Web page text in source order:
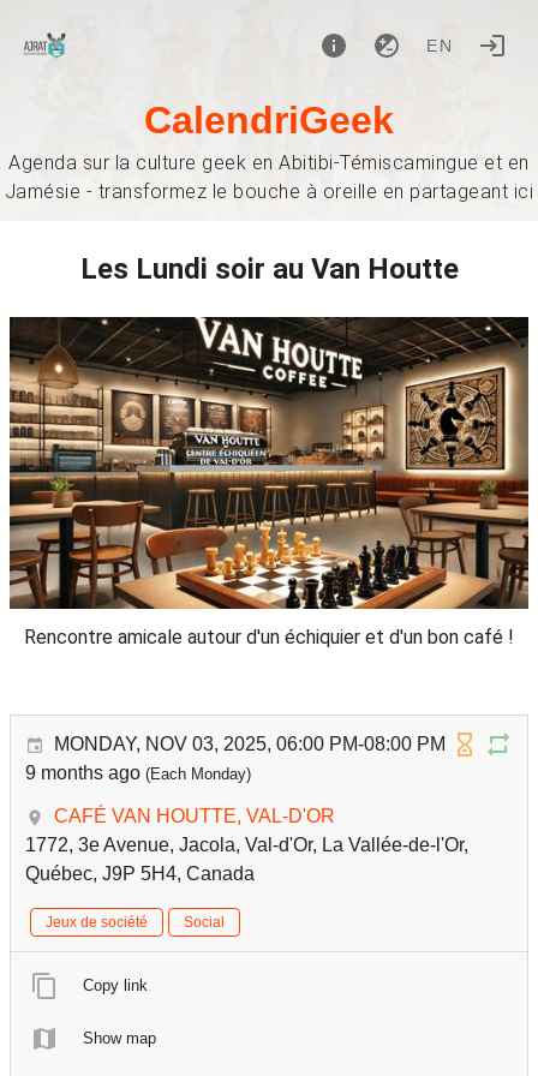
EN
CalendriGeek
Agenda sur la culture geek en Abitibi-Témiscamingue et en
Jamésie - transformez le bouche à oreille en partageant ici
Les Lundi soir au Van Houtte
Rencontre amicale autour d'un échiquier et d'un bon café !
MONDAY, NOV 03, 2025, 06:00 PM-08:00 PM
9 months ago (Each Monday)
CAFÉ VAN HOUTTE, VAL-D'OR
1772, 3e Avenue, Jacola, Val-d'Or, La Vallée-de-l'Or,
Québec, J9P 5H4, Canada
Jeux de société Social
Copy link
Show map